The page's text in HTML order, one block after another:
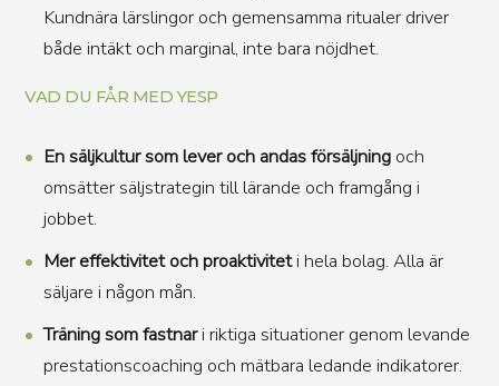
Kundnära lärslingor och gemensamma ritualer driver
både intäkt och marginal, inte bara nöjdhet.
VAD DU FÅR MED YESP
En säljkultur som lever och andas försäljningoch
omsätter säljstrategin till lärande och framgång i
jobbet.
Mer effektivitet och proaktiviteti hela bolag. Alla är
säljare i någon mån.
Träning som fastnari riktiga situationer genom levande
prestationscoaching och mätbara ledande indikatorer.